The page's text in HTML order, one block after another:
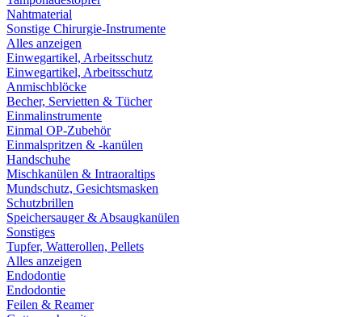
Nahtmaterial
Sonstige Chirurgie-Instrumente
Alles anzeigen
Einwegartikel, Arbeitsschutz
Einwegartikel, Arbeitsschutz
Anmischblöcke
Becher, Servietten & Tücher
Einmalinstrumente
Einmal OP-Zubehör
Einmalspritzen & -kanülen
Handschuhe
Mischkanülen & Intraoraltips
Mundschutz, Gesichtsmasken
Schutzbrillen
Speichersauger & Absaugkanülen
Sonstiges
Tupfer, Watterollen, Pellets
Alles anzeigen
Endodontie
Endodontie
Feilen & Reamer